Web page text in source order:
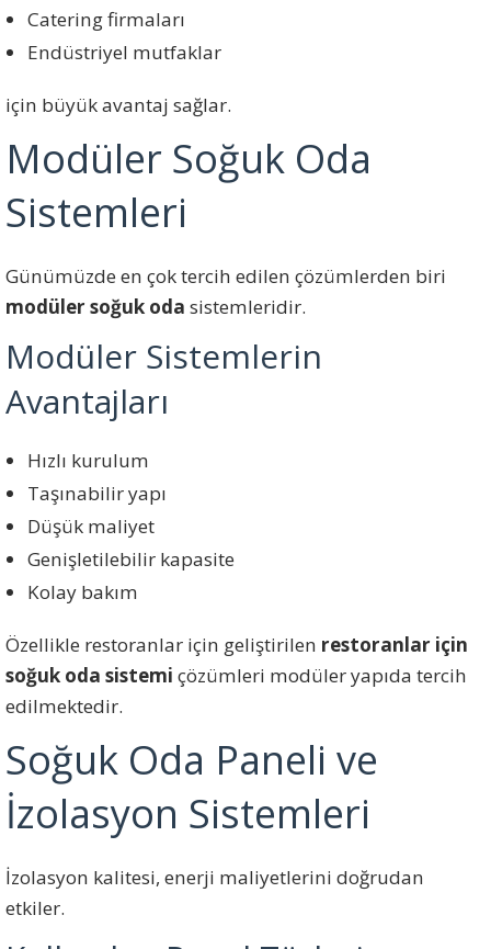
Catering firmaları
Endüstriyel mutfaklar
için büyük avantaj sağlar.
Modüler Soğuk Oda
Sistemleri
Günümüzde en çok tercih edilen çözümlerden biri
modüler soğuk oda sistemleridir.
Modüler Sistemlerin
Avantajları
Hızlı kurulum
Taşınabilir yapı
Düşük maliyet
Genişletilebilir kapasite
Kolay bakım
Özellikle restoranlar için geliştirilen restoranlar için
soğuk oda sistemi çözümleri modüler yapıda tercih
edilmektedir.
Soğuk Oda Paneli ve
İzolasyon Sistemleri
İzolasyon kalitesi, enerji maliyetlerini doğrudan
etkiler.